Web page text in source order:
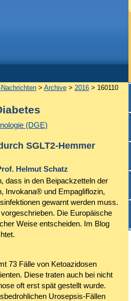
> Archive> 2016> 160110
(DGE)
SGLT2-Hemmer
Helmut Schatz
dass in den Beipackzetteln der
Invokana® und Empagliflozin,
gewarnt werden muss.
Die Europäische
Weise entscheiden. Im Blog
73 Fälle von Ketoazidosen
Diese traten auch bei nicht
oft erst spät gestellt wurde.
Urosepsis-Fällen